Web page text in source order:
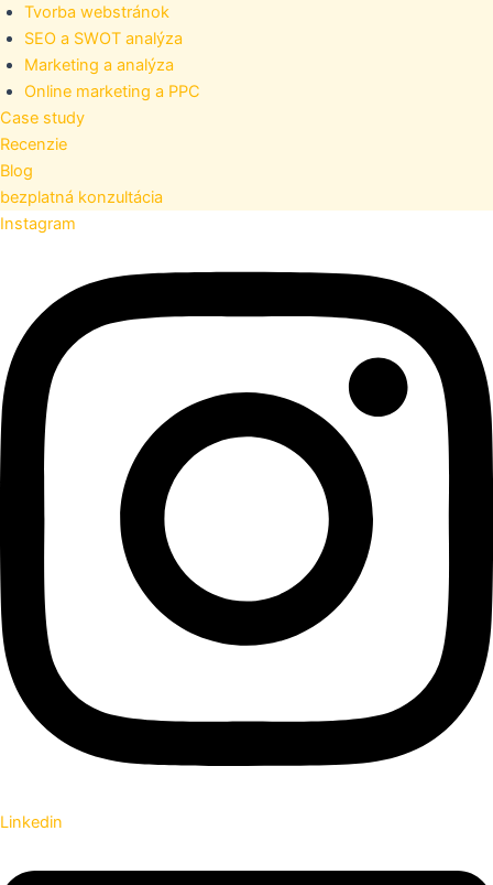
Tvorba webstránok
SEO a SWOT analýza
Marketing a analýza
Online marketing a PPC
Case study
Recenzie
Blog
bezplatná konzultácia
Instagram
Linkedin